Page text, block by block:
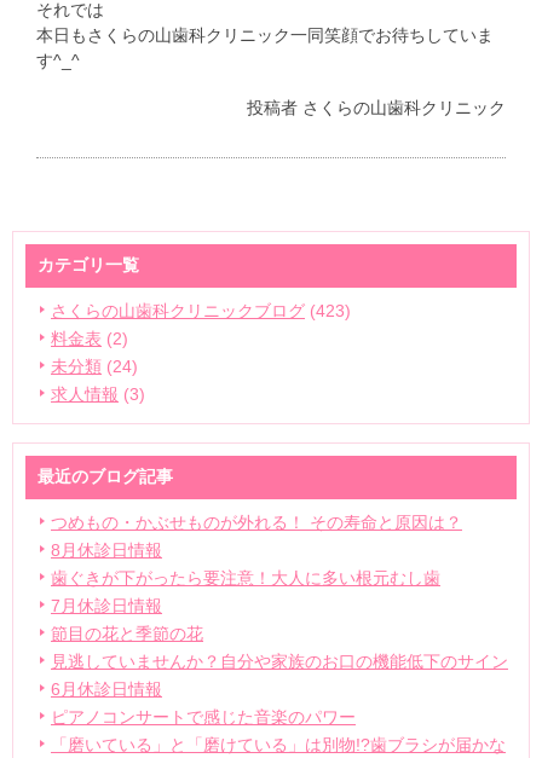
それでは
本日もさくらの山歯科クリニック一同笑顔でお待ちしていま
す^_^
投稿者 さくらの山歯科クリニック
カテゴリ一覧
さくらの山歯科クリニックブログ (423)
料金表 (2)
未分類 (24)
求人情報 (3)
最近のブログ記事
つめもの・かぶせものが外れる！ その寿命と原因は？
8月休診日情報
歯ぐきが下がったら要注意！大人に多い根元むし歯
7月休診日情報
節目の花と季節の花
見逃していませんか？自分や家族のお口の機能低下のサイン
6月休診日情報
ピアノコンサートで感じた音楽のパワー
「磨いている」と「磨けている」は別物!?歯ブラシが届かな